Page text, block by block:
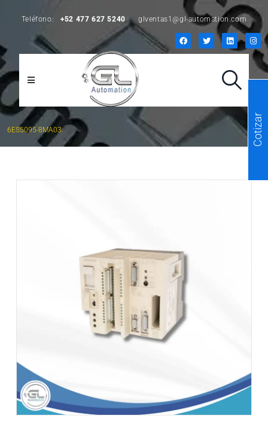
Teléfono: +52 477 627 5240 glventas1@gl-automation.com
6ES5095-8MA03 Cotizar